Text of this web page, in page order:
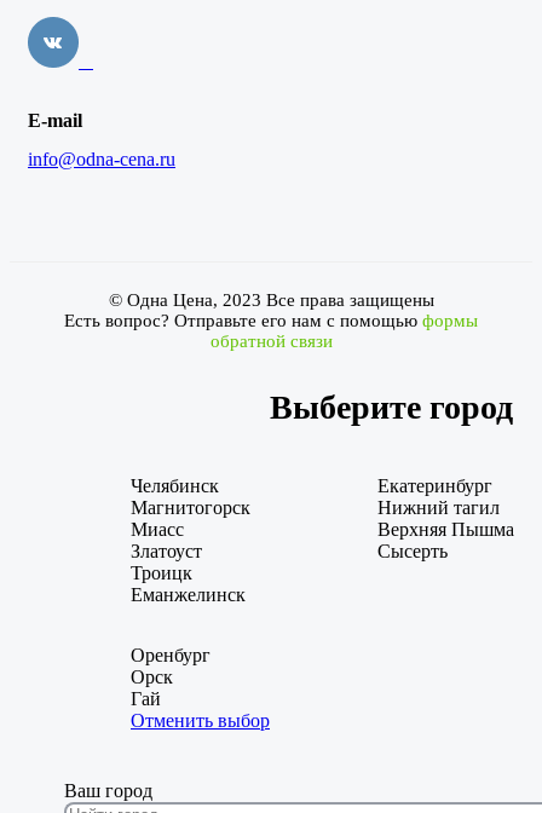
E-mail
info@odna-cena.ru
© Одна Цена, 2023 Все права защищены
Есть вопрос? Отправьте его нам с помощью формы
обратной связи
Выберите город
Челябинск
Магнитогорск
Миасс
Златоуст
Троицк
Еманжелинск
Екатеринбург
Нижний тагил
Верхняя Пышма
Сысерть
Оренбург
Орск
Гай
Отменить выбор
Ваш город